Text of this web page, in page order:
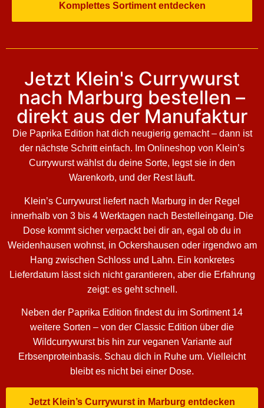
Komplettes Sortiment entdecken
Jetzt Klein's Currywurst
nach Marburg bestellen –
direkt aus der Manufaktur
Die Paprika Edition hat dich neugierig gemacht – dann ist
der nächste Schritt einfach. Im Onlineshop von Klein’s
Currywurst wählst du deine Sorte, legst sie in den
Warenkorb, und der Rest läuft.
Klein’s Currywurst liefert nach Marburg in der Regel
innerhalb von 3 bis 4 Werktagen nach Bestelleingang. Die
Dose kommt sicher verpackt bei dir an, egal ob du in
Weidenhausen wohnst, in Ockershausen oder irgendwo am
Hang zwischen Schloss und Lahn. Ein konkretes
Lieferdatum lässt sich nicht garantieren, aber die Erfahrung
zeigt: es geht schnell.
Neben der Paprika Edition findest du im Sortiment 14
weitere Sorten – von der Classic Edition über die
Wildcurrywurst bis hin zur veganen Variante auf
Erbsenproteinbasis. Schau dich in Ruhe um. Vielleicht
bleibt es nicht bei einer Dose.
Jetzt Klein’s Currywurst in Marburg entdecken